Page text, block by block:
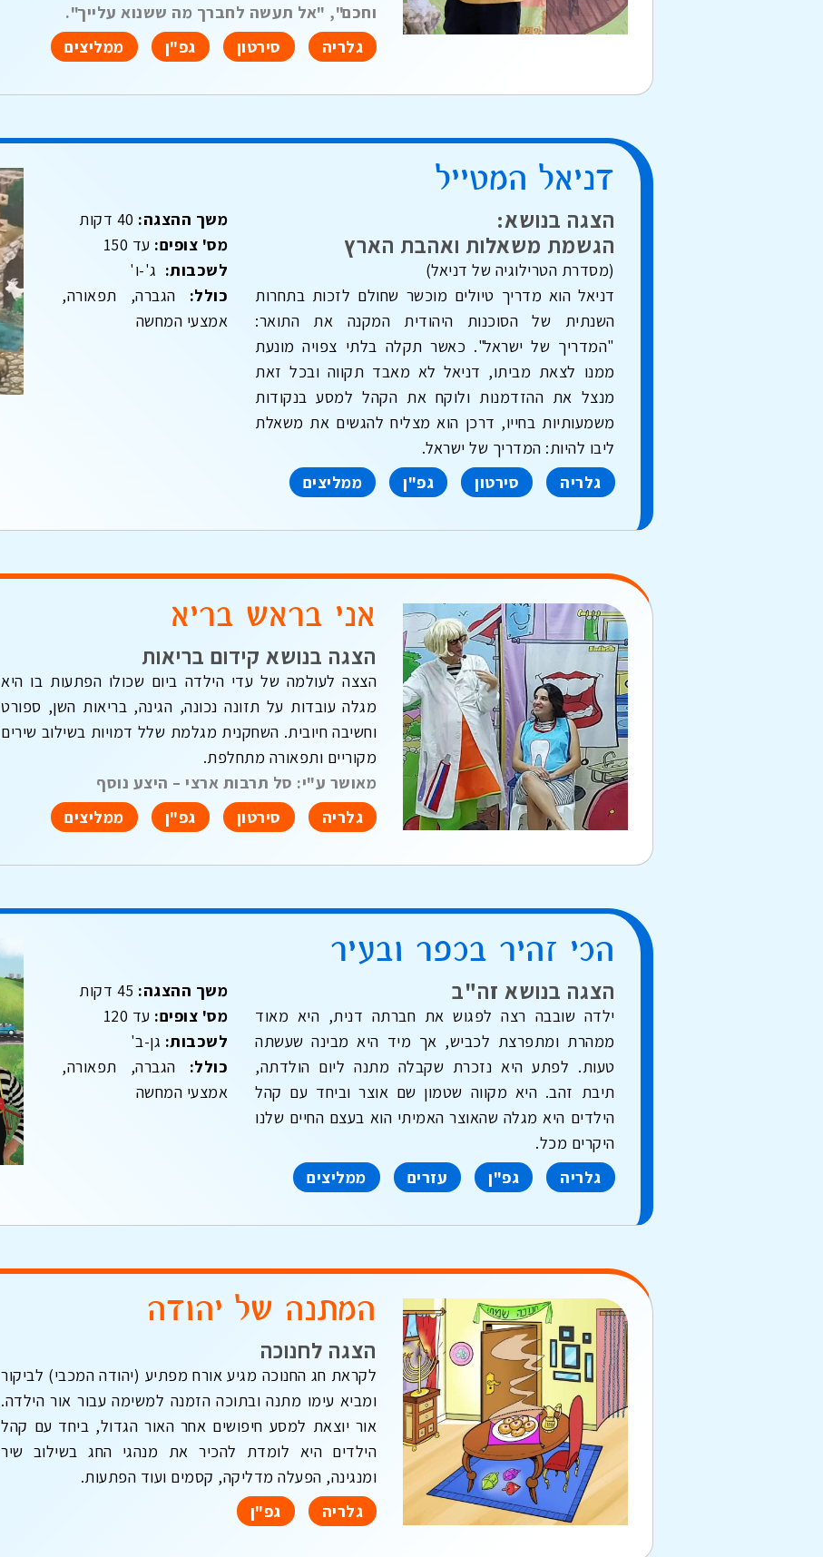
וחכם", "אל תעשה לחברך מה ששנוא עלייך".
גלריה סירטון גפ"ן ממליצים
דניאל המטייל
הצגה בנושא:
הגשמת משאלות ואהבת הארץ
(מסדרת הטרילוגיה של דניאל)
דניאל הוא מדריך טיולים מוכשר שחולם לזכות בתחרות
השנתית של הסוכנות היהודית המקנה את התואר:
"המדריך של ישראל". כאשר תקלה בלתי צפויה מונעת
ממנו לצאת מביתו, דניאל לא מאבד תקווה ובכל זאת
מנצל את ההזדמנות ולוקח את הקהל למסע בנקודות
משמעותיות בחייו, דרכן הוא מצליח להגשים את משאלת
ליבו להיות: המדריך של ישראל.
משך ההצגה:
מס' צופים: עד 150
לשכבות: ג'-ו'
כולל: הגברה, תפאורה,
אמצעי המחשה
גלריה סירטון גפ"ן ממליצים
אני בראש בריא
הצגה בנושא קידום בריאות
הצצה לעולמה של עדי הילדה ביום שכולו הפתעות בו היא
מגלה עובדות על תזונה נכונה, הגינה, בריאות השן, ספורט
וחשיבה חיובית. השחקנית מגלמת שלל דמויות בשילוב שירים
מקוריים ותפאורה מתחלפת.
מאושר ע"י: סל תרבות ארצי – היצע נוסף
גלריה סירטון גפ"ן ממליצים
הכי זהיר בכפר ובעיר
הצגה בנושא זה"ב
ילדה שובבה רצה לפגוש את חברתה דנית, היא מאוד
ממהרת ומתפרצת לכביש, אך מיד היא מבינה שעשתה
טעות. לפתע היא נזכרת שקבלה מתנה ליום הולדתה,
תיבת זהב. היא מקווה שטמון שם אוצר וביחד עם קהל
הילדים היא מגלה שהאוצר האמיתי הוא בעצם החיים שלנו
היקרים מכל.
משך ההצגה:
מס' צופים: עד 120
לשכבות: גן-ב'
כולל: הגברה, תפאורה,
אמצעי המחשה
גלריה גפ"ן עזרים ממליצים
המתנה של יהודה
הצגה לחנוכה
לקראת חג החנוכה מגיע אורח מפתיע (יהודה המכבי) לביקור
ומביא עימו מתנה ובתוכה הזמנה למשימה עבור אור הילדה.
אור יוצאת למסע חיפושים אחר האור הגדול, ביחד עם קהל
הילדים היא לומדת להכיר את מנהגי החג בשילוב שיר
ומנגינה, הפעלה מדליקה, קסמים ועוד הפתעות.
גלריה גפ"ן